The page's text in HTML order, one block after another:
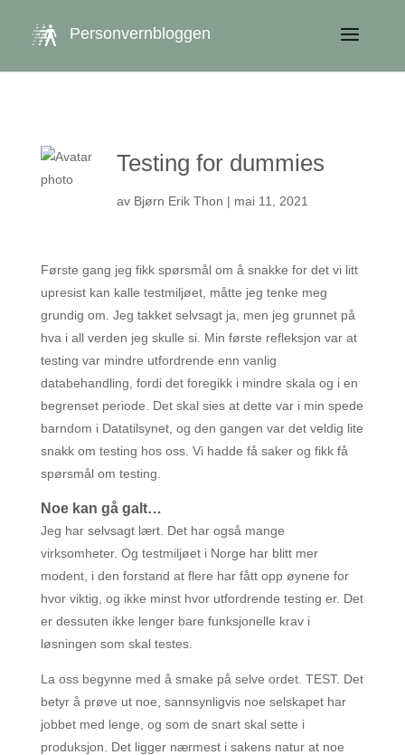
Personvernbloggen
Testing for dummies
av Bjørn Erik Thon | mai 11, 2021
Første gang jeg fikk spørsmål om å snakke for det vi litt
upresist kan kalle testmiljøet, måtte jeg tenke meg
grundig om. Jeg takket selvsagt ja, men jeg grunnet på
hva i all verden jeg skulle si. Min første refleksjon var at
testing var mindre utfordrende enn vanlig
databehandling, fordi det foregikk i mindre skala og i en
begrenset periode. Det skal sies at dette var i min spede
barndom i Datatilsynet, og den gangen var det veldig lite
snakk om testing hos oss. Vi hadde få saker og fikk få
spørsmål om testing.
Noe kan gå galt…
Jeg har selvsagt lært. Det har også mange
virksomheter. Og testmiljøet i Norge har blitt mer
modent, i den forstand at flere har fått opp øynene for
hvor viktig, og ikke minst hvor utfordrende testing er. Det
er dessuten ikke lenger bare funksjonelle krav i
løsningen som skal testes.
La oss begynne med å smake på selve ordet. TEST. Det
betyr å prøve ut noe, sannsynligvis noe selskapet har
jobbet med lenge, og som de snart skal sette i
produksjon. Det ligger nærmest i sakens natur at noe